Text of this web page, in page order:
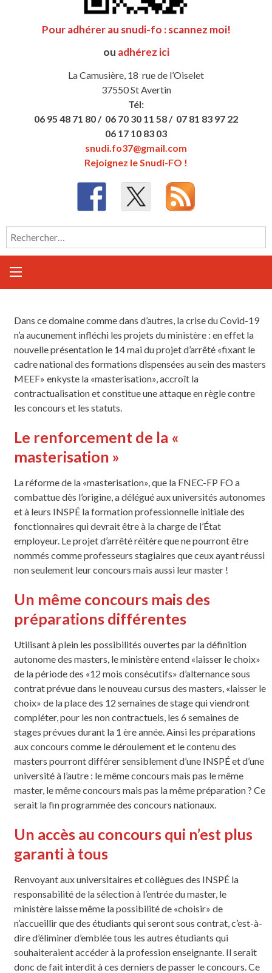
Pour adhérer au snudi-fo : scannez moi!
ou adhérez ici
La Camusière, 18 rue de l’Oiselet
37550 St Avertin
Tél:
06 95 48 71 80 / 06 70 30 11 58 / 07 81 83 97 22
06 17 10 83 03
snudi.fo37@gmail.com
Rejoignez le Snudi-FO !
Rechercher :
Dans ce domaine comme dans d’autres, la crise du Covid-19
n’a aucunement infléchi les projets du ministère : en effet la
nouvelle présentation le 14 mai du projet d’arrêté «fixant le
cadre national des formations dispensées au sein des masters
MEEF» enkyste la «masterisation», accroît la
contractualisation et constitue une attaque en règle contre
les concours et les statuts.
Le renforcement de la «
masterisation »
La réforme de la «masterisation», que la FNEC-FP FO a
combattue dès l’origine, a délégué aux universités autonomes
et à leurs INSPÉ la formation professionnelle initiale des
fonctionnaires qui devrait être à la charge de l’État
employeur. Le projet d’arrêté réitère que ne pourront être
nommés comme professeurs stagiaires que ceux ayant réussi
non seulement leur concours mais aussi leur master !
Un même concours mais des
préparations différentes
Utilisant à plein les possibilités ouvertes par la définition
autonome des masters, le ministère entend «laisser le choix»
de la période des «12 mois consécutifs» d’alternance sous
contrat prévue dans le nouveau cursus des masters, «laisser le
choix» de la place des 12 semaines de stage qui viendront
compléter, pour les non contractuels, les 6 semaines de
stages prévues durant la 1 ère année. Ainsi les préparations
aux concours comme le déroulement et le contenu des
masters pourront différer sensiblement d’une INSPÉ et d’une
université à l’autre : le même concours mais pas le même
master, le même concours mais pas la même préparation ? Ce
serait la fin programmée des concours nationaux.
Un accès au concours qui n’est plus
garanti à tous
Renvoyant aux universitaires et collègues des INSPÉ la
responsabilité de la sélection à l’entrée du master, le
ministère laisse même la possibilité de «choisir» de
n’accueillir que des étudiants qui seront sous contrat, c’est-à-
dire d’éliminer d’emblée tous les autres étudiants qui
souhaiteraient accéder à la profession enseignante. Il serait
donc de fait interdit à ces derniers de passer le concours. Ce